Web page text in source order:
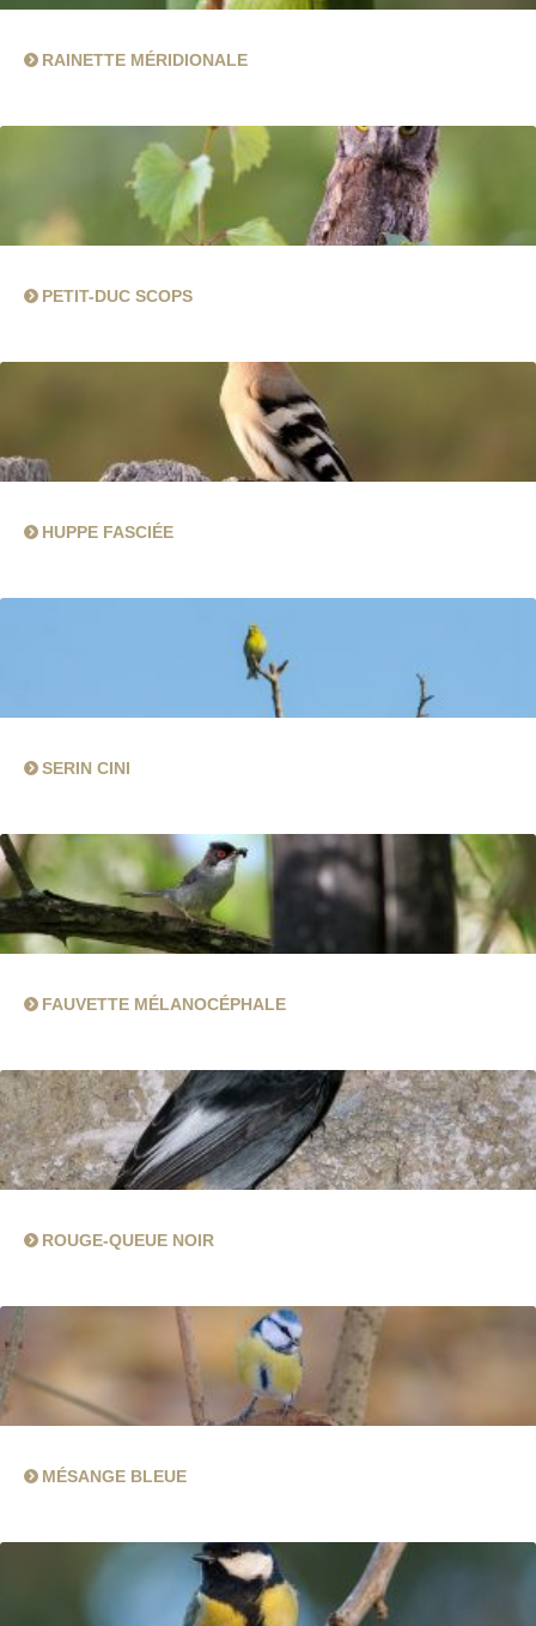
RAINETTE MÉRIDIONALE
PETIT-DUC SCOPS
HUPPE FASCIÉE
SERIN CINI
FAUVETTE MÉLANOCÉPHALE
ROUGE-QUEUE NOIR
MÉSANGE BLEUE